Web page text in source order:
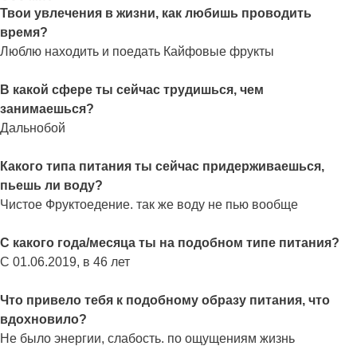
Твои увлечения в жизни, как любишь проводить
время?
Люблю находить и поедать Кайфовые фрукты
В какой сфере ты сейчас трудишься, чем
занимаешься?
Дальнобой
Какого типа питания ты сейчас придерживаешься,
пьешь ли воду?
Чистое Фруктоедение. так же воду не пью вообще
С какого года/месяца ты на подобном типе питания?
С 01.06.2019, в 46 лет
Что привело тебя к подобному образу питания, что
вдохновило?
Не было энергии, слабость. по ощущениям жизнь